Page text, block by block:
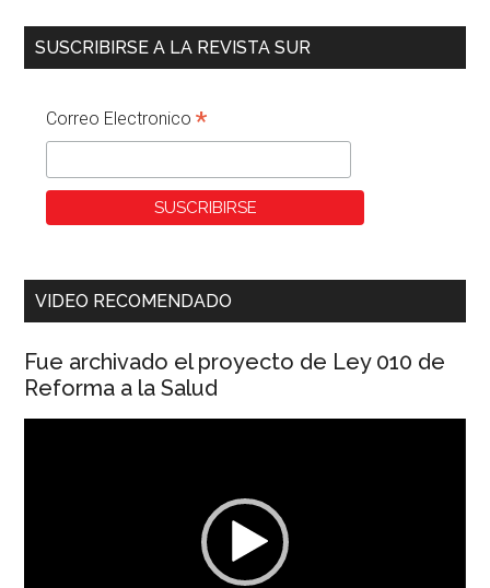
SUSCRIBIRSE A LA REVISTA SUR
Correo Electronico*
VIDEO RECOMENDADO
Fue archivado el proyecto de Ley 010 de
Reforma a la Salud